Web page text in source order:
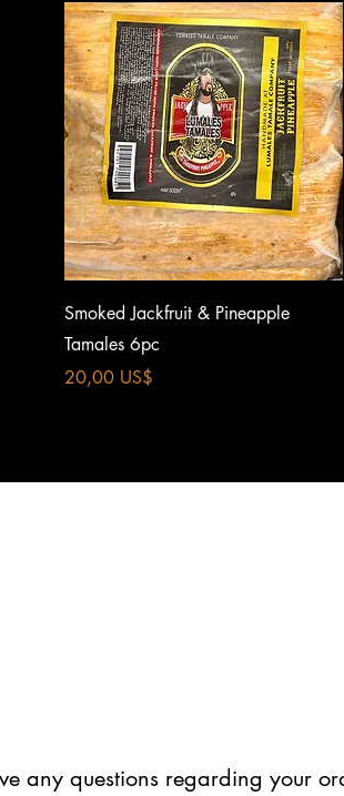
Vista rápida
Smoked Jackfruit & Pineapple
Tamales 6pc
Precio
20,00 US$
any questions regarding your